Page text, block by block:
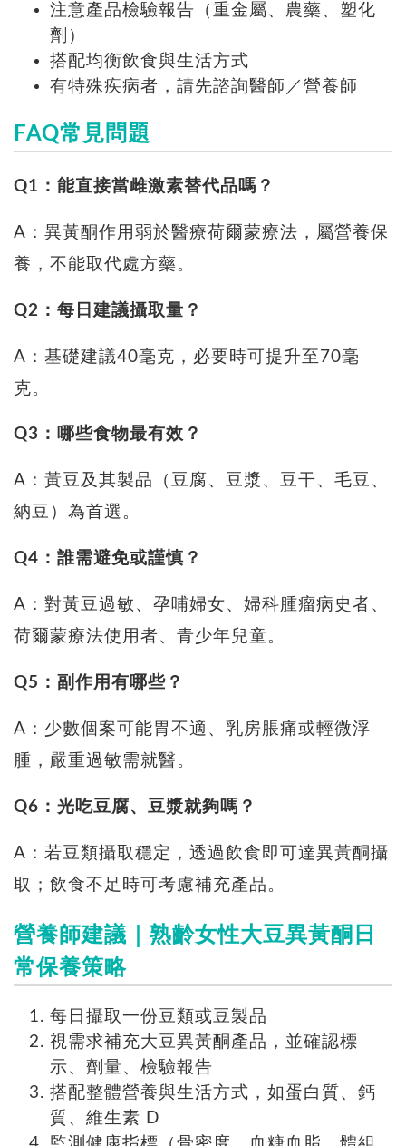
注意產品檢驗報告（重金屬、農藥、塑化
劑）
搭配均衡飲食與生活方式
有特殊疾病者，請先諮詢醫師／營養師
FAQ常見問題
Q1：能直接當雌激素替代品嗎？
A：異黃酮作用弱於醫療荷爾蒙療法，屬營養保
養，不能取代處方藥。
Q2：每日建議攝取量？
A：基礎建議40毫克，必要時可提升至70毫
克。
Q3：哪些食物最有效？
A：黃豆及其製品（豆腐、豆漿、豆干、毛豆、
納豆）為首選。
Q4：誰需避免或謹慎？
A：對黃豆過敏、孕哺婦女、婦科腫瘤病史者、
荷爾蒙療法使用者、青少年兒童。
Q5：副作用有哪些？
A：少數個案可能胃不適、乳房脹痛或輕微浮
腫，嚴重過敏需就醫。
Q6：光吃豆腐、豆漿就夠嗎？
A：若豆類攝取穩定，透過飲食即可達異黃酮攝
取；飲食不足時可考慮補充產品。
營養師建議｜熟齡女性大豆異黃酮日
常保養策略
每日攝取一份豆類或豆製品
視需求補充大豆異黃酮產品，並確認標
示、劑量、檢驗報告
搭配整體營養與生活方式，如蛋白質、鈣
質、維生素 D